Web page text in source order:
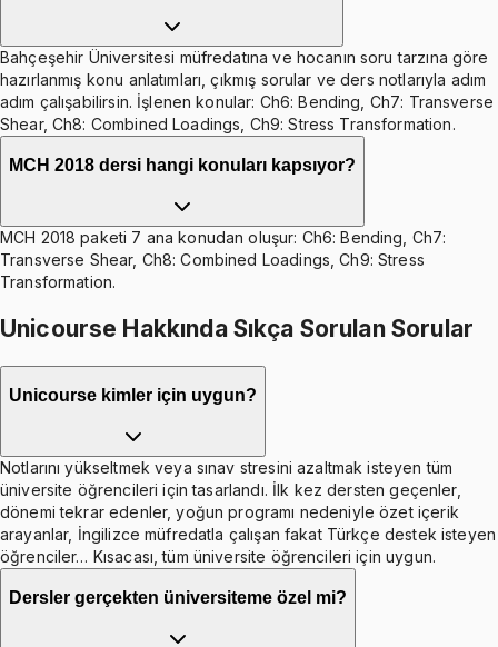
Bahçeşehir Üniversitesi müfredatına ve hocanın soru tarzına göre
hazırlanmış konu anlatımları, çıkmış sorular ve ders notlarıyla adım
adım çalışabilirsin. İşlenen konular: Ch6: Bending, Ch7: Transverse
Shear, Ch8: Combined Loadings, Ch9: Stress Transformation.
MCH 2018 dersi hangi konuları kapsıyor?
MCH 2018 paketi 7 ana konudan oluşur: Ch6: Bending, Ch7:
Transverse Shear, Ch8: Combined Loadings, Ch9: Stress
Transformation.
Unicourse Hakkında Sıkça Sorulan Sorular
Unicourse kimler için uygun?
Notlarını yükseltmek veya sınav stresini azaltmak isteyen tüm
üniversite öğrencileri için tasarlandı. İlk kez dersten geçenler,
dönemi tekrar edenler, yoğun programı nedeniyle özet içerik
arayanlar, İngilizce müfredatla çalışan fakat Türkçe destek isteyen
öğrenciler… Kısacası, tüm üniversite öğrencileri için uygun.
Dersler gerçekten üniversiteme özel mi?